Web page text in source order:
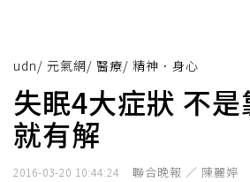
udn/ 元氣網/ 醫療/ 精神．身心
失眠4大症狀 不
就有解
2016-03-20 10:44:24 聯合晚報 ／ 陳麗婷